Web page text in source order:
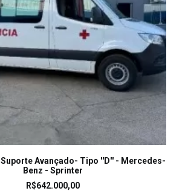
LEIA MAIS
Avançado- Tipo ''D'' - Mercedes-
Benz - Sprinter
R$642.000,00